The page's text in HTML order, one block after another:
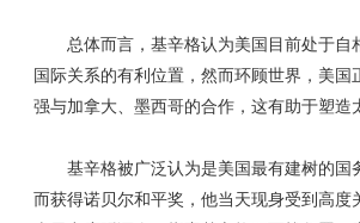
总体而言，基辛格认为美国目前处于自
国际关系的有利位置，然而环顾世界，美
强与加拿大、墨西哥的合作，这有助于塑造
基辛格被广泛认为是美国最有建树的国
而获得诺贝尔和平奖，他当天现身受到高度